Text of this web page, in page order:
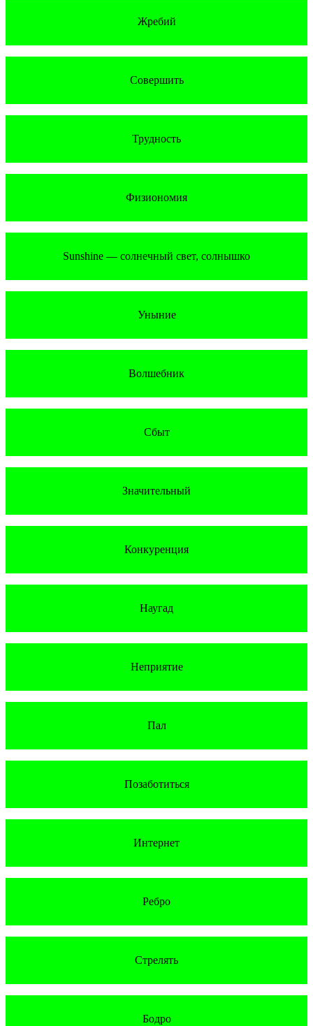
Жребий
Совершить
Трудность
Физиономия
Sunshine — солнечный свет, солнышко
Уныние
Волшебник
Сбыт
Значительный
Конкуренция
Наугад
Неприятие
Пал
Позаботиться
Интернет
Ребро
Стрелять
Бодро